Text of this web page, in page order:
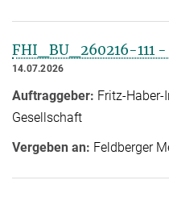
FHI_BU_260216-111
14.07.2026
Auftraggeber: Fritz-
Gesellschaft
Vergeben an: Feldberger